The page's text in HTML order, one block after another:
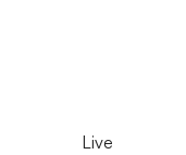
Live